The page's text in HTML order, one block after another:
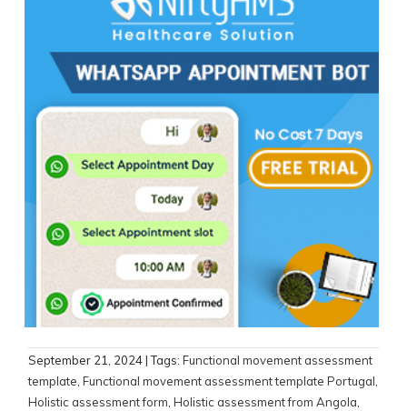
September 21, 2024| Tags: Functional movement assessment
template Functional movement assessment template Portugal
Holistic assessment form Holistic assessment from Angola